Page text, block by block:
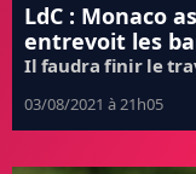
LdC : Monaco
entrevoit les
Il faudra finir le
03/08/2021 à 21h05